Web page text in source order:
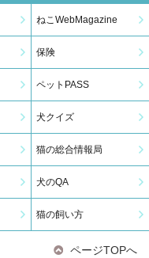
ねこWebMagazine
保険
ペットPASS
犬クイズ
猫の総合情報局
犬のQA
猫の飼い方
ページTOPへ